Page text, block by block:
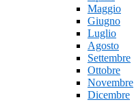
Maggio
Giugno
Luglio
Agosto
Settembre
Ottobre
Novembre
Dicembre